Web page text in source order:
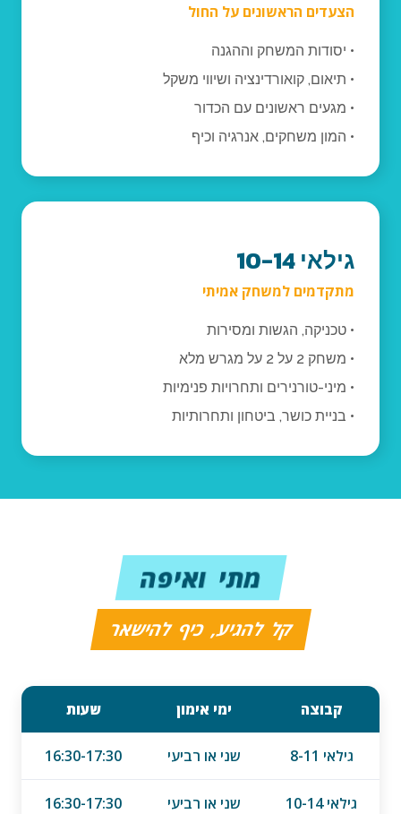
הצעדים הראשונים על החול
• יסודות המשחק וההגנה
• תיאום, קואורדינציה ושיווי משקל
• מגעים ראשונים עם הכדור
• המון משחקים, אנרגיה וכיף
גילאי 10-14
מתקדמים למשחק אמיתי
• טכניקה, הגשות ומסירות
• משחק 2 על 2 על מגרש מלא
• מיני-טורנירים ותחרויות פנימיות
• בניית כושר, ביטחון ותחרותיות
מתי ואיפה
קל להגיע, כיף להישאר
קבוצה ימי אימון שעות
גילאי 8-11 שני או רביעי 16:30-17:30
גילאי 10-14 שני או רביעי 16:30-17:30